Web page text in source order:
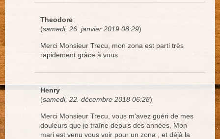
Theodore
(samedi, 26. janvier 2019 08:29)
Merci Monsieur Trecu, mon zona est parti très
rapidement grâce à vous
Henry
(samedi, 22. décembre 2018 06:28)
Merci Monsieur Trecu, vous m'avez guéri de mes
douleurs que je traîne depuis des années, Mon
mari est venu vous voir pour un zona , et déjà la